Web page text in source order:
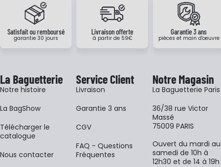
Satisfait ou remboursé
garantie 30 jours
Livraison offerte
à partir de 59€
Garantie 3 ans
pièces et main d'oeuvre
La Baguetterie
Notre histoire
La BagShow
​Télécharger le
catalogue
Nous contacter
Service Client
Livraison
Garantie 3 ans
CGV
FAQ - Questions
Fréquentes
Notre Magasin
La Baguetterie Paris
36/38 rue Victor
Massé
75009 PARIS
Ouvert du mardi au
samedi de 10h à
12h30 et de 14 à 19h